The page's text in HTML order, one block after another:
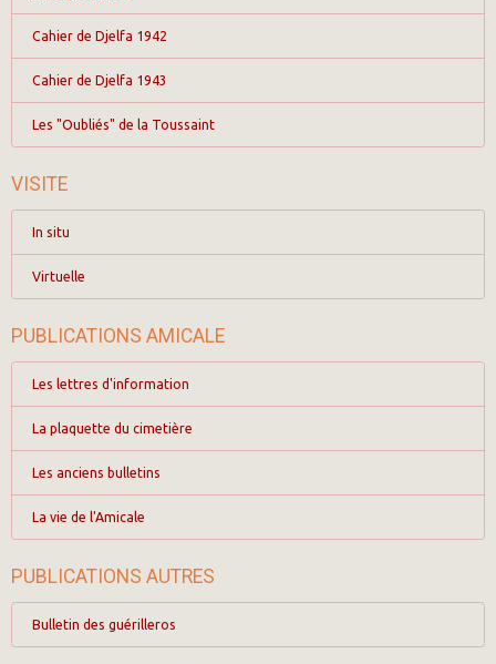
Cahier de Djelfa 1942
Cahier de Djelfa 1943
Les "Oubliés" de la Toussaint
VISITE
In situ
Virtuelle
PUBLICATIONS AMICALE
Les lettres d'information
La plaquette du cimetière
Les anciens bulletins
La vie de l'Amicale
PUBLICATIONS AUTRES
Bulletin des guérilleros